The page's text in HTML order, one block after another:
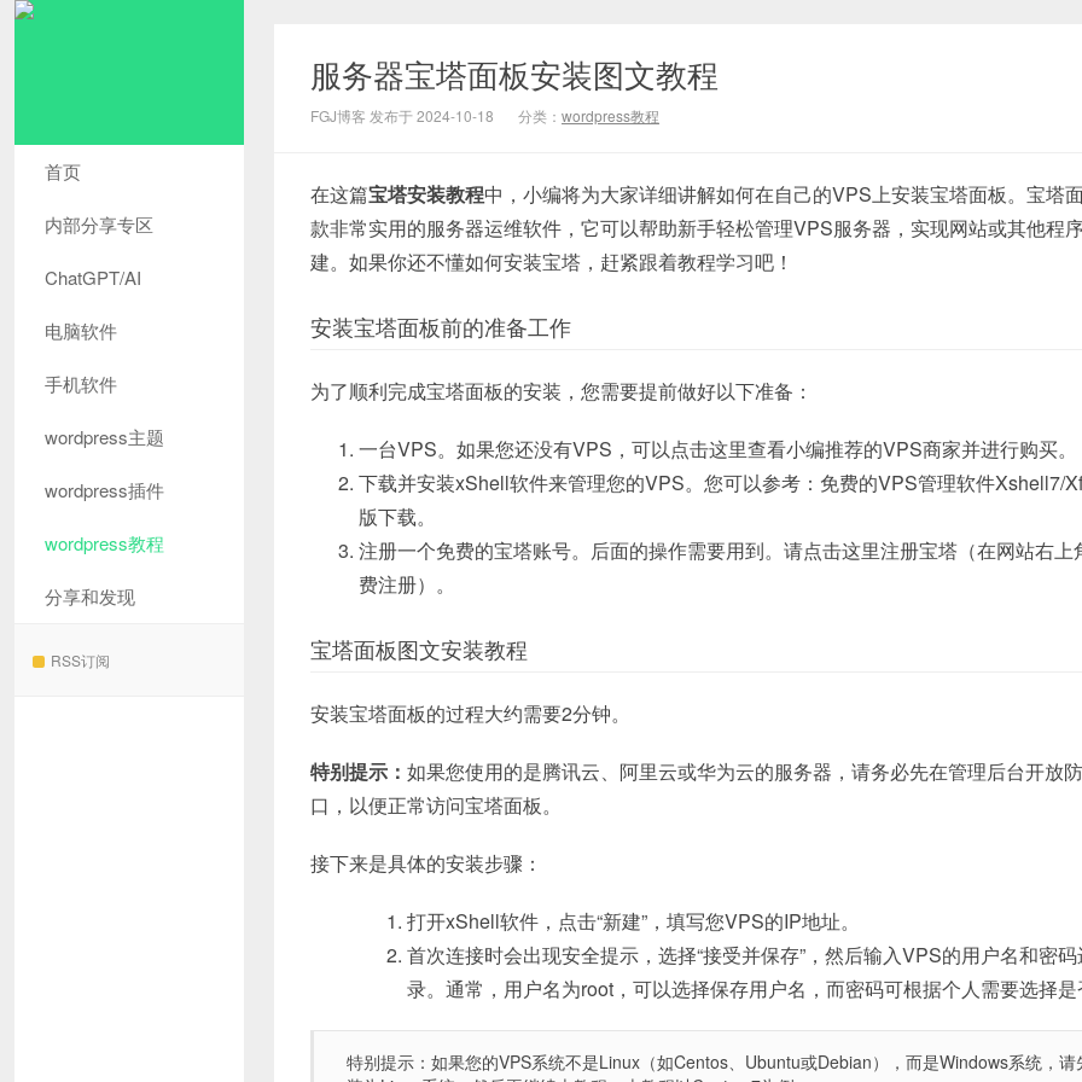
首页
内部分享专区
ChatGPT/AI
电脑软件
手机软件
wordpress主题
wordpress插件
wordpress教程
分享和发现
RSS订阅
服务器宝塔面板安装图文教程
FGJ博客 发布于 2024-10-18 分类： wordpress教程
在这篇宝塔安装教程中，小编将为大家详细讲解如何在自己的VPS上安装宝塔面板。宝塔
款非常实用的服务器运维软件，它可以帮助新手轻松管理VPS服务器，实现网站或其他程
建。如果你还不懂如何安装宝塔，赶紧跟着教程学习吧！
安装宝塔面板前的准备工作
为了顺利完成宝塔面板的安装，您需要提前做好以下准备：
一台VPS。如果您还没有VPS，可以点击这里查看小编推荐的VPS商家并进行购买。
下载并安装xShell软件来管理您的VPS。您可以参考：免费的VPS管理软件Xshell7/
版下载。
注册一个免费的宝塔账号。后面的操作需要用到。请点击这里注册宝塔（在网站右上
费注册）。
宝塔面板图文安装教程
安装宝塔面板的过程大约需要2分钟。
特别提示： 如果您使用的是腾讯云、阿里云或华为云的服务器，请务必先在管理后台开放
口，以便正常访问宝塔面板。
接下来是具体的安装步骤：
打开xShell软件，点击“新建”，填写您VPS的IP地址。
首次连接时会出现安全提示，选择“接受并保存”，然后输入VPS的用户名和密
录。通常，用户名为root，可以选择保存用户名，而密码可根据个人需要选择
特别提示：如果您的VPS系统不是Linux（如Centos、Ubuntu或Debian），而是Windows系统，请